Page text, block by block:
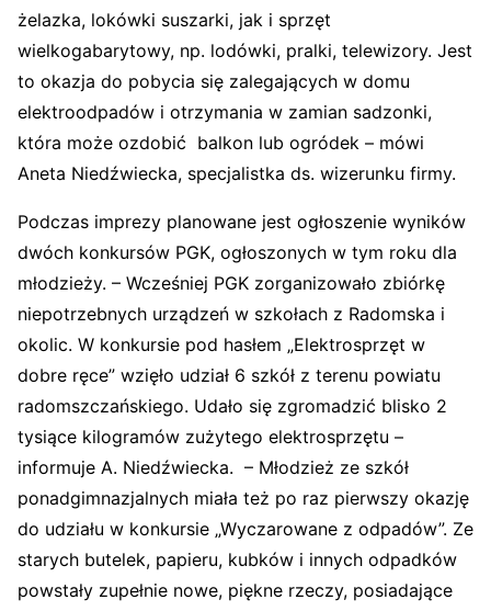
żelazka, lokówki suszarki, jak i sprzęt
wielkogabarytowy, np. lodówki, pralki, telewizory. Jest
to okazja do pobycia się zalegających w domu
elektroodpadów i otrzymania w zamian sadzonki,
która może ozdobić balkon lub ogródek – mówi
Aneta Niedźwiecka, specjalistka ds. wizerunku firmy.
Podczas imprezy planowane jest ogłoszenie wyników
dwóch konkursów PGK, ogłoszonych w tym roku dla
młodzieży. – Wcześniej PGK zorganizowało zbiórkę
niepotrzebnych urządzeń w szkołach z Radomska i
okolic. W konkursie pod hasłem „Elektrosprzęt w
dobre ręce” wzięło udział 6 szkół z terenu powiatu
radomszczańskiego. Udało się zgromadzić blisko 2
tysiące kilogramów zużytego elektrosprzętu –
informuje A. Niedźwiecka. – Młodzież ze szkół
ponadgimnazjalnych miała też po raz pierwszy okazję
do udziału w konkursie „Wyczarowane z odpadów”. Ze
starych butelek, papieru, kubków i innych odpadków
powstały zupełnie nowe, piękne rzeczy, posiadające